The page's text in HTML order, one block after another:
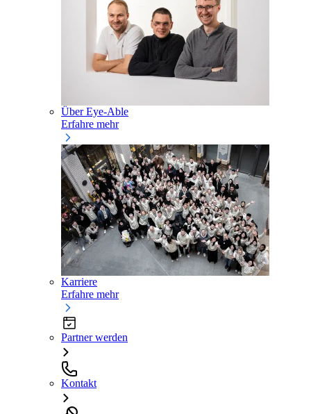
Über Eye-Able
Erfahre mehr
Karriere
Erfahre mehr
Partner werden
Kontakt